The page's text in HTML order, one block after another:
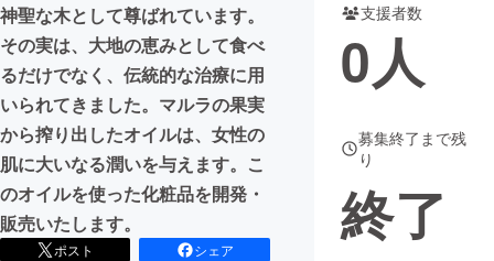
まちづくり・地域活性化
CAMPFIRE for Social Good
CAMPFIRE Creation
CAMPFIREふるさと納税
神聖な木として尊ばれています。
その実は、大地の恵みとして食べ
るだけでなく、伝統的な治療に用
いられてきました。マルラの果実
から搾り出したオイルは、女性の
肌に大いなる潤いを与えます。こ
のオイルを使った化粧品を開発・
販売いたします。
ポスト
シェア
支援者数
0人
募集終了まで残
り
終了